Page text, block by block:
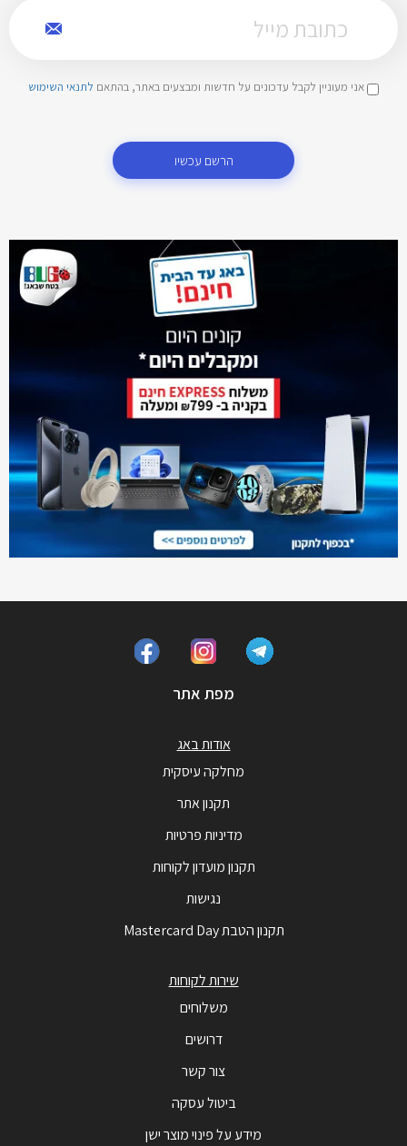
אני מעוניין לקבל עדכונים על חדשות ומבצעים באתר, בהתאם לתנאי השימוש
הרשם עכשיו
מפת אתר
אודות באג
מחלקה עיסקית
תקנון אתר
מדיניות פרטיות
תקנון מועדון לקוחות
נגישות
תקנון הטבת Mastercard Day
שירות לקוחות
משלוחים
דרושים
צור קשר
ביטול עסקה
מידע על פינוי מוצר ישן